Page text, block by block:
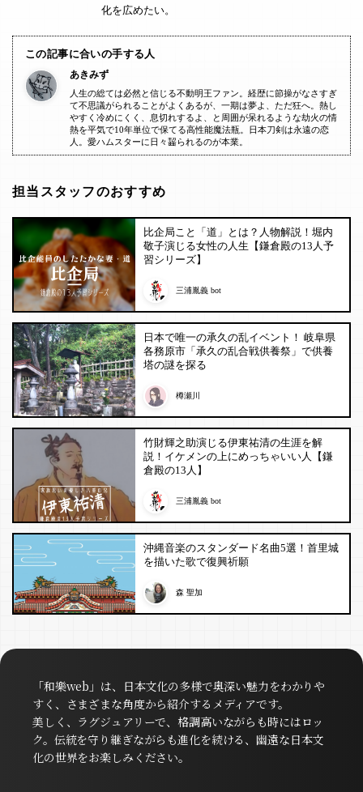
化を広めたい。
この記事に合いの手する人
あきみず
人生の総ては必然と信じる不動明王ファン。経歴に節操がなさすぎ
て不思議がられることがよくあるが、一期は夢よ、ただ狂へ。熱し
やすく冷めにくく、息切れするよ、と周囲が呆れるような劫火の情
熱を平気で10年単位で保てる高性能魔法瓶。日本刀剣は永遠の恋
人。愛ハムスターに日々齧られるのが本業。
担当スタッフのおすすめ
比企局こと「道」とは？人物解説！堀内
敬子演じる女性の人生【鎌倉殿の13人予
習シリーズ】
三浦胤義 bot
日本で唯一の承久の乱イベント！ 岐阜県
各務原市「承久の乱合戦供養祭」で供養
塔の謎を探る
樽瀬川
竹財輝之助演じる伊東祐清の生涯を解
説！イケメンの上にめっちゃいい人【鎌
倉殿の13人】
三浦胤義 bot
沖縄音楽のスタンダード名曲5選！首里城
を描いた歌で復興祈願
森 聖加
「和樂web」は、日本文化の多様で奥深い魅力をわかりや
すく、さまざまな角度から紹介するメディアです。
美しく、ラグジュアリーで、格調高いながらも時にはロッ
ク。伝統を守り継ぎながらも進化を続ける、幽遠な日本文
化の世界をお楽しみください。